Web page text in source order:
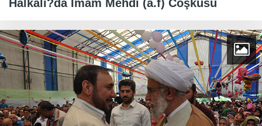
Halkalı?da İmam Mehdi (a.f) Coşkusu